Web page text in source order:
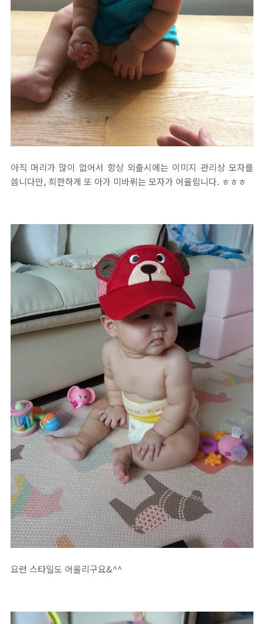
아직 머리가 많이 없어서 항상 외출시에는 이미지 관리상 모자를
씁니다만, 희한하게 또 아가 미바뤼는 모자가 어울립니다. ㅎㅎㅎ
요런 스타일도 어울리구요&^^